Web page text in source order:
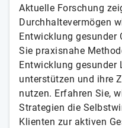
Aktuelle Forschung
Durchhaltevermögen
Entwicklung gesunder
Sie praxisnahe
Entwicklung gesunder
unterstützen und ihre
nutzen. Erfahren Sie,
Strategien die
Klienten zur aktiven